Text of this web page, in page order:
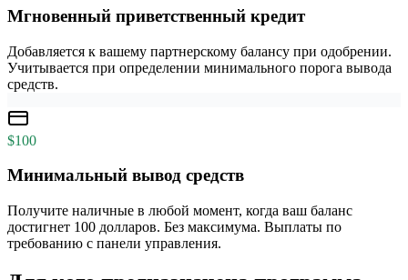
Мгновенный приветственный кредит
Добавляется к вашему партнерскому балансу при одобрении.
Учитывается при определении минимального порога вывода
средств.
$100
Минимальный вывод средств
Получите наличные в любой момент, когда ваш баланс
достигнет 100 долларов. Без максимума. Выплаты по
требованию с панели управления.